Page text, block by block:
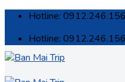
Skip
content
Hotline:
Hotline: